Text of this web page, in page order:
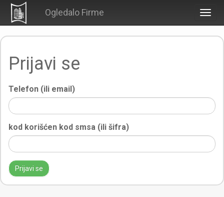
Ogledalo Firme
Prijavi se
Telefon (ili email)
kod korišćen kod smsa (ili šifra)
Prijavi se